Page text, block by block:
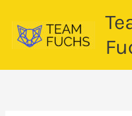
Inhalt
springen